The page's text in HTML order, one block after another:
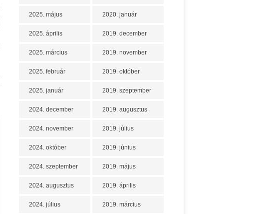
2025. május
2025. április
2025. március
2025. február
2025. január
2024. december
2024. november
2024. október
2024. szeptember
2024. augusztus
2024. július
2020. január
2019. december
2019. november
2019. október
2019. szeptember
2019. augusztus
2019. július
2019. június
2019. május
2019. április
2019. március